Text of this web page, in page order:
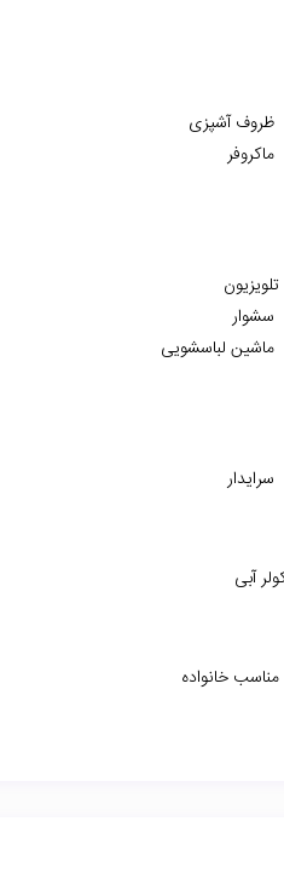
ظروف آشپزی
ماکروفر
تلویزیون
سشوار
ماشین لباسشویی
سرایدار
آبی
مناسب خانواده